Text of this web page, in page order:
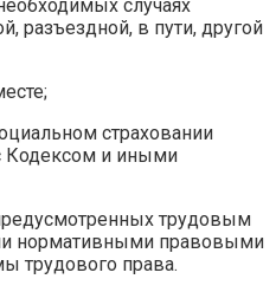
случаях
разъездной, в пути, другой
страховании
Кодексом и иными
трудовым
нормативными правовыми
трудового права.